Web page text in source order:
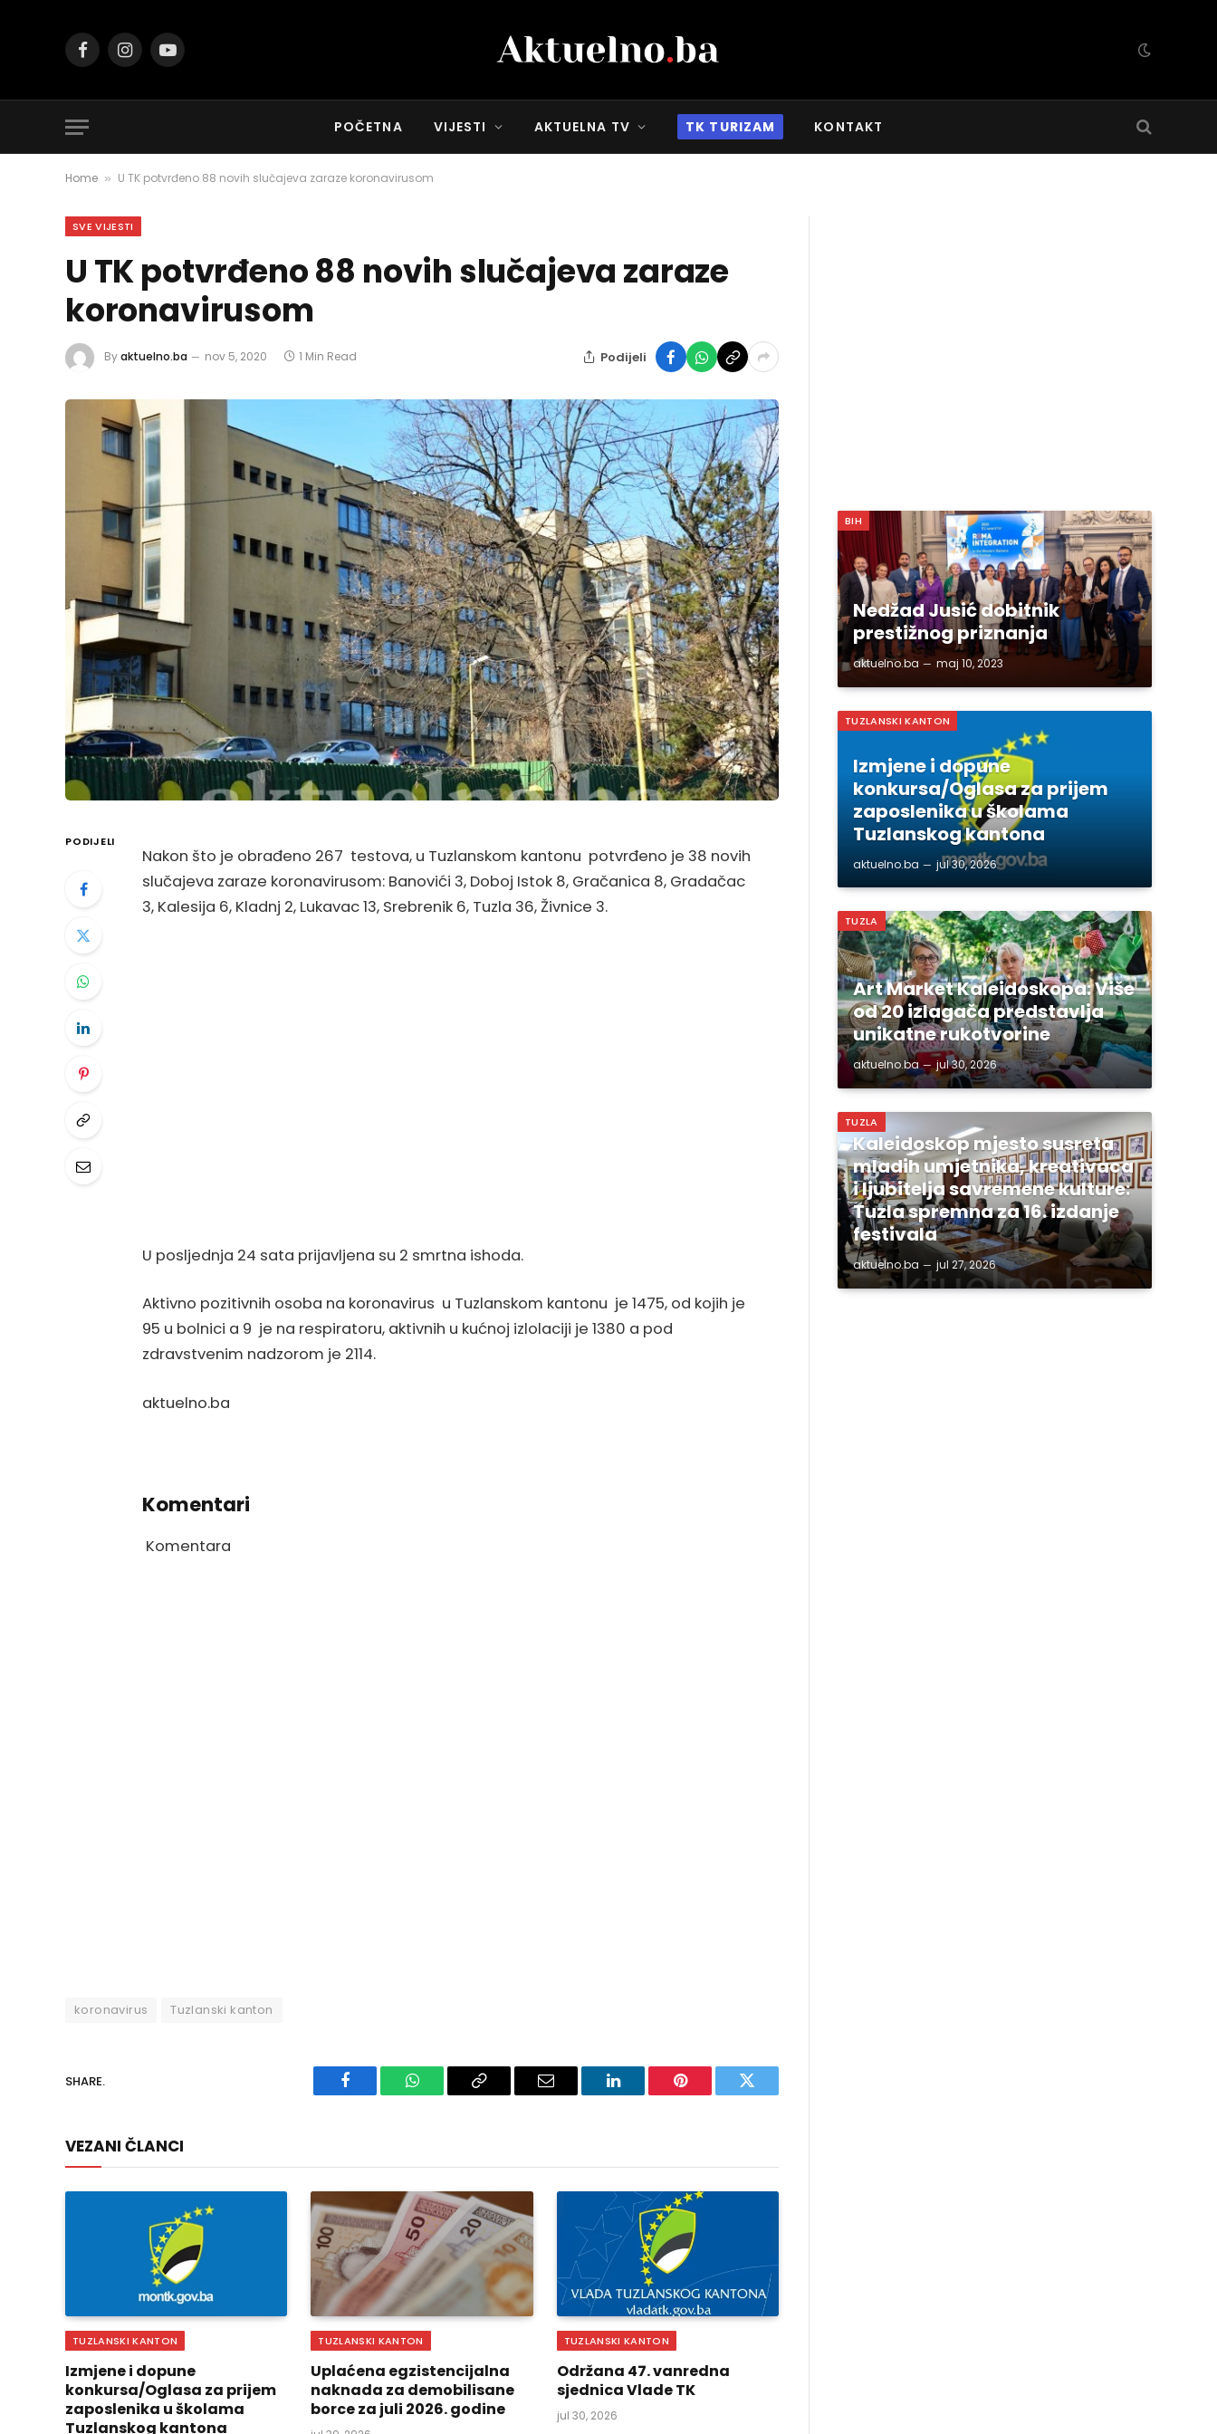
FacebookInstagramYouTube
POČETNA VIJESTI AKTUELNA TV TK TURIZAM KONTAKT
Home » U TK potvrđeno 88 novih slučajeva zaraze koronavirusom
SVE VIJESTI
U TK potvrđeno 88 novih slučajeva zaraze
koronavirusom
Byaktuelno.ba nov 5, 2020 1 Min Read Podijeli
PODIJELI
Nakon što je obrađeno 267 testova, u Tuzlanskom kantonu potvrđeno je 38 novih
slučajeva zaraze koronavirusom: Banovići 3, Doboj Istok 8, Gračanica 8, Gradačac
3, Kalesija 6, Kladnj 2, Lukavac 13, Srebrenik 6, Tuzla 36, Živnice 3.
U posljednja 24 sata prijavljena su 2 smrtna ishoda.
Aktivno pozitivnih osoba na koronavirus u Tuzlanskom kantonu je 1475, od kojih je
95 u bolnici a 9 je na respiratoru, aktivnih u kućnoj izlolaciji je 1380 a pod
zdravstvenim nadzorom je 2114.
aktuelno.ba
Komentari
Komentara
koronavirus Tuzlanski kanton
SHARE.
Facebook WhatsAppCopy
Email LinkedIn Pinterest Twitter
VEZANI ČLANCI
TUZLANSKI KANTON
Izmjene i dopune
konkursa/Oglasa za prijem
zaposlenika u školama
Tuzlanskog kantona
TUZLANSKI KANTON
Uplaćena egzistencijalna
naknada za demobilisane
borce za juli 2026. godine
TUZLANSKI KANTON
Održana 47. vanredna
sjednica Vlade TK
jul 30, 2026
BIH
Nedžad Jusić dobitnik
prestižnog priznanja
aktuelno.ba maj 10, 2023
TUZLANSKI KANTON
Izmjene i dopune
konkursa/Oglasa za prijem
zaposlenika u školama
Tuzlanskog kantona
aktuelno.ba jul 30, 2026
TUZLA
Art Market Kaleidoskopa: Više
od 20 izlagača predstavlja
unikatne rukotvorine
aktuelno.ba jul 30, 2026
TUZLA
Kaleidoskop mjesto susreta
mladih umjetnika, kreativaca
i ljubitelja savremene kulture:
Tuzla spremna za 16. izdanje
festivala
aktuelno.ba jul 27, 2026